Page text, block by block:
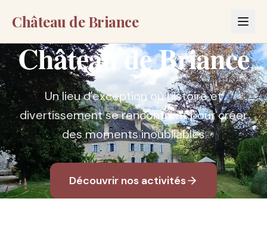
Château de Briance
Château de Briance
Un lieu d'exception où histoire et
divertissement se rencontrent pour créer
des moments inoubliables
Découvrir nos activités